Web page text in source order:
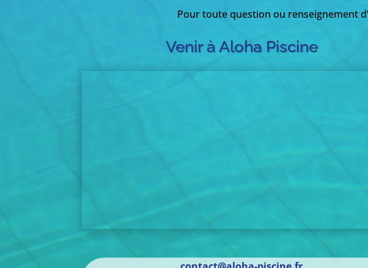
Pour toute question ou renseignement
Venir à Aloha Piscine